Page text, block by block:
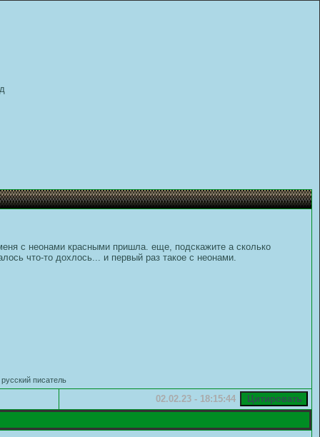
с неонами красными пришла. еще, подскажите а сколько
что-то дохлось... и первый раз такое с неонами.
писатель
02.02.23 - 18:15:44